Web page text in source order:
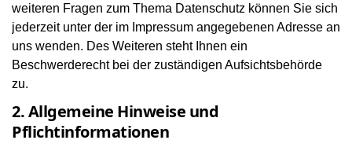
weiteren Fragen zum Thema Datenschutz können Sie sich
jederzeit unter der im Impressum angegebenen Adresse an
uns wenden. Des Weiteren steht Ihnen ein
Beschwerderecht bei der zuständigen Aufsichtsbehörde
zu.
2. Allgemeine Hinweise und
Pflichtinformationen